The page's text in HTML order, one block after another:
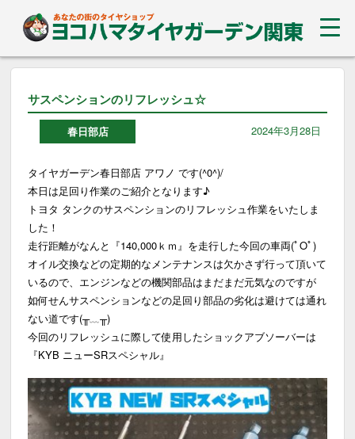
サスペンションのリフレッシュ☆
春日部店 2024年3月28日
タイヤガーデン春日部店 アワノ です(^0^)/
本日は足回り作業のご紹介となります♪
トヨタ タンクのサスペンションのリフレッシュ作業をいたしま
した！
走行距離がなんと『140,000ｋｍ』を走行した今回の車両(ﾟOﾟ)
オイル交換などの定期的なメンテナンスは欠かさず行って頂いて
いるので、エンジンなどの機関部品はまだまだ元気なのですが
如何せんサスペンションなどの足回り部品の劣化は避けては通れ
ない道です(╥﹏╥)
今回のリフレッシュに際して使用したショックアブソーバーは
『KYB ニューSRスペシャル』